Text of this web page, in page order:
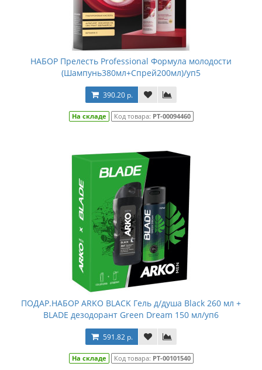
НАБОР Прелесть Professional Формула молодости
(Шампунь380мл+Спрей200мл)/уп5
390.20 р.
На складе Код товара: РТ-00094460
ПОДАР.НАБОР ARKO BLACK Гель д/душа Black 260 мл +
BLADE дезодорант Green Dream 150 мл/уп6
591.82 р.
На складе Код товара: РТ-00101540